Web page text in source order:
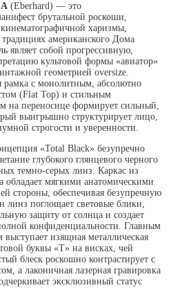
(Eberhard) — это
брутальной роскоши,
харизмы,
американского Дома
являет собой прогрессивную,
культовой формы «авиатор»
геометрией oversize.
рамка с монолитным, абсолютно
(Flat Top) и стильным
на переносице формирует сильный,
выигрышно структурирует лицо,
строгости и уверенности.
«Total Black» безупречно
глубокого глянцевого черного
темно-серых линз. Каркас из
обладает мягкими анатомическими
стороны, обеспечивая безупречную
линз поглощает световые блики,
защиту от солнца и создает
конфиденциальности. Главным
изящная металлическая
буквы «T» на висках, чей
блеск роскошно контрастирует с
а лаконичная лазерная гравировка
эксклюзивный статус